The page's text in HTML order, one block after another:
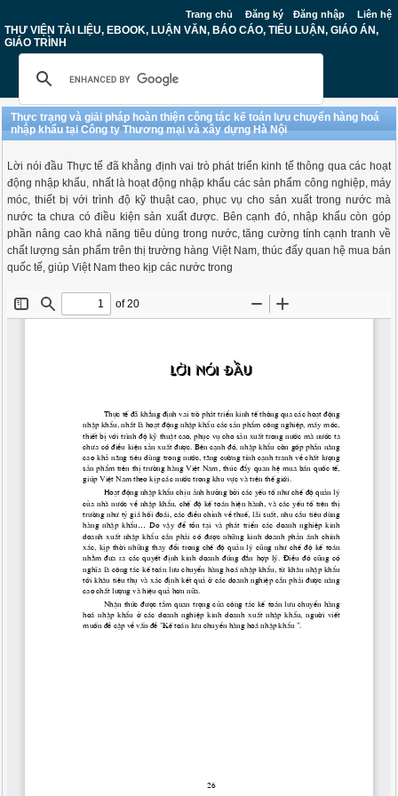
Trang chủ Đăng ký Đăng nhập Liên hệ
THƯ VIỆN TÀI LIỆU, EBOOK, LUẬN VĂN, BÁO CÁO, TIỂU LUẬN, GIÁO ÁN,
GIÁO TRÌNH
Thực trạng và giải pháp hoàn thiện công tác kế toán lưu chuyển hàng hoá
nhập khẩu tại Công ty Thương mại và xây dựng Hà Nội
Lời nói đầu Thực tế đã khẳng định vai trò phát triển kinh tế thông qua các hoạt
động nhập khẩu, nhất là hoạt động nhập khẩu các sản phẩm công nghiệp, máy
móc, thiết bị với trình độ kỹ thuật cao, phục vụ cho sản xuất trong nước mà
nước ta chưa có điều kiện sản xuất được. Bên cạnh đó, nhập khẩu còn góp
phần nâng cao khả năng tiêu dùng trong nước, tăng cường tính cạnh tranh về
chất lượng sản phẩm trên thị trường hàng Việt Nam, thúc đẩy quan hệ mua bán
quốc tế, giúp Việt Nam theo kịp các nước trong